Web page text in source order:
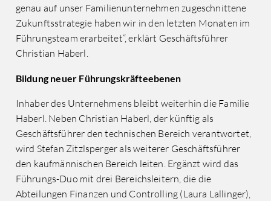
genau auf unser Familienunternehmen zugeschnittene
Zukunftsstrategie haben wir in den letzten Monaten im
Führungsteam erarbeitet“, erklärt Geschäftsführer
Christian Haberl.
Bildung neuer Führungskräfteebenen
Inhaber des Unternehmens bleibt weiterhin die Familie
Haberl. Neben Christian Haberl, der künftig als
Geschäftsführer den technischen Bereich verantwortet,
wird Stefan Zitzlsperger als weiterer Geschäftsführer
den kaufmännischen Bereich leiten. Ergänzt wird das
Führungs-Duo mit drei Bereichsleitern, die die
Abteilungen Finanzen und Controlling (Laura Lallinger),